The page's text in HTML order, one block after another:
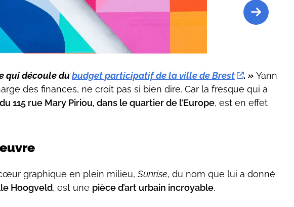
qui découle dubudget participatif de la ville de Brest . »Yann
des finances, ne croit pas si bien dire. Car la fresque qui a
115 rue Mary Piriou, dans le quartier de l’Europe, est en effet
graphique en plein milieu, Sunrise, du nom que lui a donné
Hoogveld, est une pièce d’art urbain incroyable.